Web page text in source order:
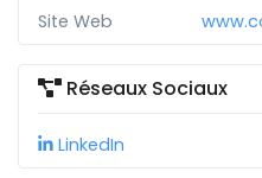
Site Web
Réseaux Sociaux
LinkedIn